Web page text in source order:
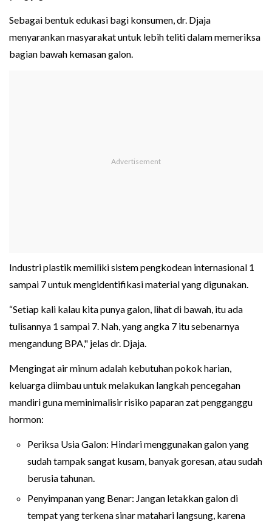
Sebagai bentuk edukasi bagi konsumen, dr. Djaja
menyarankan masyarakat untuk lebih teliti dalam memeriksa
bagian bawah kemasan galon.
Industri plastik memiliki sistem pengkodean internasional 1
sampai 7 untuk mengidentifikasi material yang digunakan.
“Setiap kali kalau kita punya galon, lihat di bawah, itu ada
tulisannya 1 sampai 7. Nah, yang angka 7 itu sebenarnya
mengandung BPA," jelas dr. Djaja.
Mengingat air minum adalah kebutuhan pokok harian,
keluarga diimbau untuk melakukan langkah pencegahan
mandiri guna meminimalisir risiko paparan zat pengganggu
hormon:
Periksa Usia Galon: Hindari menggunakan galon yang
sudah tampak sangat kusam, banyak goresan, atau sudah
berusia tahunan.
Penyimpanan yang Benar: Jangan letakkan galon di
tempat yang terkena sinar matahari langsung, karena